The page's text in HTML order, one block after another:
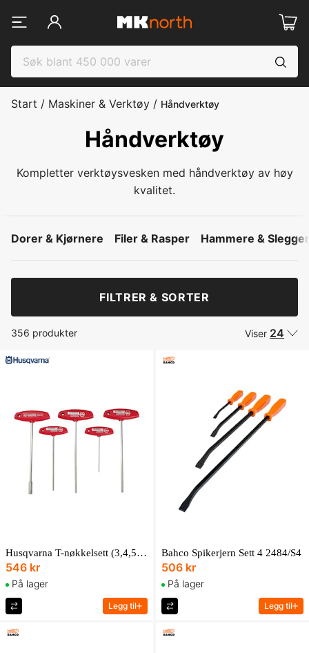
Start / Maskiner & Verktøy / Håndverktøy
Håndverktøy
Kompletter verktøysvesken med håndverktøy av høy
kvalitet.
Dorer & Kjørnere Filer & Rasper Hammere & Slegger
FILTRER & SORTER
356 produkter Viser 24
Husqvarna T-nøkkelsett (3,4,5,6 & 8Mm)
546 kr
På lager
Legg til
Bahco Spikerjern Sett 4 2484/S4
506 kr
På lager
Legg til